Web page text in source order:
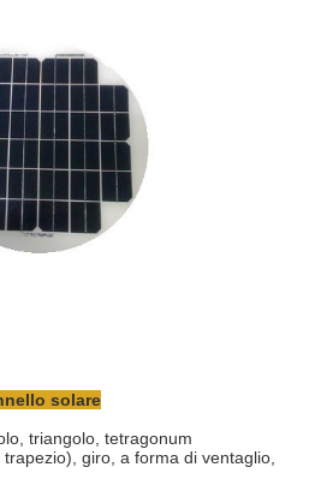
solare
triangolo, tetragonum
giro, a forma di ventaglio,